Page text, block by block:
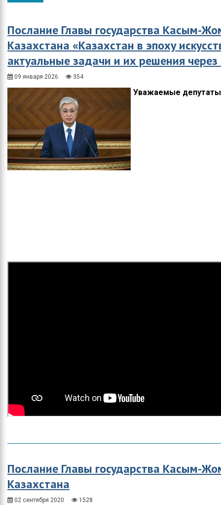
Экономика
Здравоохранение
Неотложка
В городском акимате
В городском
маслихате
Культура
Ими гордится город
закупок
Послание Главы государства Касым-
Казахстана «Казахстан в эпоху
актуальные задачи и их решения
09 января 2026 354
Уважаемые
Послание Главы государства Касым-
Казахстана
02 сентября 2020 1528